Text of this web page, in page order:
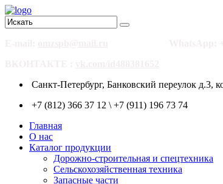
Санкт-Петербург, Банковский переулок д.3,
+7 (812) 366 37 12 \ +7 (911) 196 73 74
Главная
О нас
Каталог продукции
Дорожно-строительная и спецтехника
Сельскохозяйственная техника
Запасные части